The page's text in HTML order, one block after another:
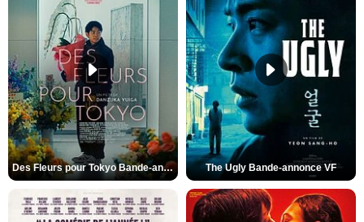
Des Fleurs pour Tokyo Bande-annonce VO STFR The Ugly Bande-annonce VF